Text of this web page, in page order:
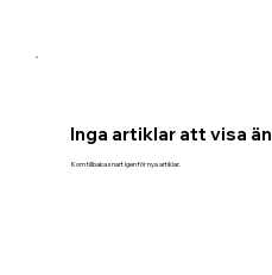
Inga artiklar att visa än
Kom tillbaka snart igen för nya artiklar.